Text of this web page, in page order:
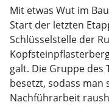
Mit etwas Wut im
Start der letzten
Schlüsselstelle der
galt. Die Gruppe des
besetzt, sodass man
Nachführarbeit